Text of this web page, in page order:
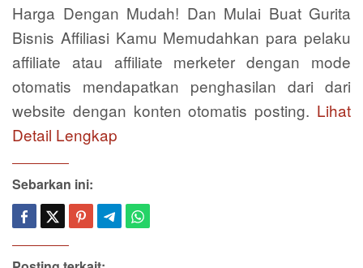
Harga Dengan Mudah! Dan Mulai Buat Gurita
Bisnis Affiliasi Kamu Memudahkan para pelaku
affiliate atau affiliate merketer dengan mode
otomatis mendapatkan penghasilan dari dari
website dengan konten otomatis posting. Lihat
Detail Lengkap
Sebarkan ini: